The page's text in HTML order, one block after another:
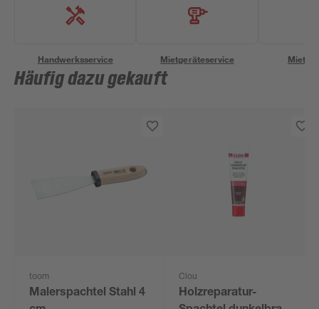
Handwerksservice Mietgeräteservice
Häufig dazu gekauft
toom
Malerspachtel Stahl 4
Clou
Holzreparatur-